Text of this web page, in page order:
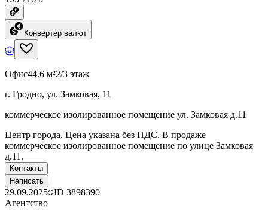
Конвертер валют
Офис44.6 м²2/3 этаж
г. Гродно, ул. Замковая, 11
коммерческое изолированное помещение ул. Замковая д.11
Центр города. Цена указана без НДС. В продаже
коммерческое изолированное помещение по улице Замковая
д.11.
Контакты
Написать
29.09.2025 ID 3898390
Агентство